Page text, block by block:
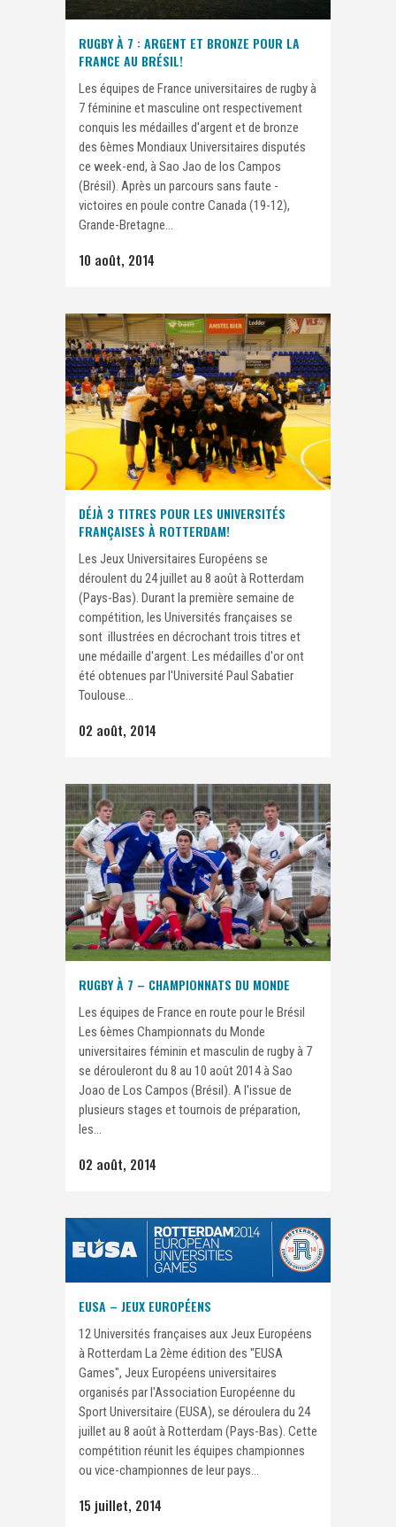
RUGBY À 7 : ARGENT ET BRONZE POUR LA
FRANCE AU BRÉSIL!
Les équipes de France universitaires de rugby à
7 féminine et masculine ont respectivement
conquis les médailles d'argent et de bronze
des 6èmes Mondiaux Universitaires disputés
ce week-end, à Sao Jao de los Campos
(Brésil). Après un parcours sans faute -
victoires en poule contre Canada (19-12),
Grande-Bretagne...
10 août, 2014
DÉJÀ 3 TITRES POUR LES UNIVERSITÉS
FRANÇAISES À ROTTERDAM!
Les Jeux Universitaires Européens se
déroulent du 24 juillet au 8 août à Rotterdam
(Pays-Bas). Durant la première semaine de
compétition, les Universités françaises se
sont illustrées en décrochant trois titres et
une médaille d'argent. Les médailles d'or ont
été obtenues par l'Université Paul Sabatier
Toulouse...
02 août, 2014
RUGBY À 7 – CHAMPIONNATS DU MONDE
Les équipes de France en route pour le Brésil
Les 6èmes Championnats du Monde
universitaires féminin et masculin de rugby à 7
se dérouleront du 8 au 10 août 2014 à Sao
Joao de Los Campos (Brésil). A l'issue de
plusieurs stages et tournois de préparation,
les...
02 août, 2014
EUSA – JEUX EUROPÉENS
12 Universités françaises aux Jeux Européens
à Rotterdam La 2ème édition des "EUSA
Games", Jeux Européens universitaires
organisés par l'Association Européenne du
Sport Universitaire (EUSA), se déroulera du 24
juillet au 8 août à Rotterdam (Pays-Bas). Cette
compétition réunit les équipes championnes
ou vice-championnes de leur pays...
15 juillet, 2014